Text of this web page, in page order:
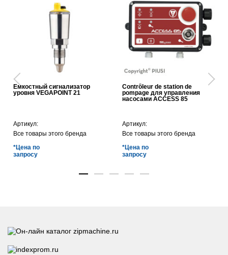
Емкостный сигнализатор
уровня VEGAPOINT 21
Артикул:
Все товары этого бренда
*Цена по
запросу
Contrôleur de station de
pompage для управления
насосами ACCESS 85
Артикул:
Все товары этого бренда
*Цена по
запросу